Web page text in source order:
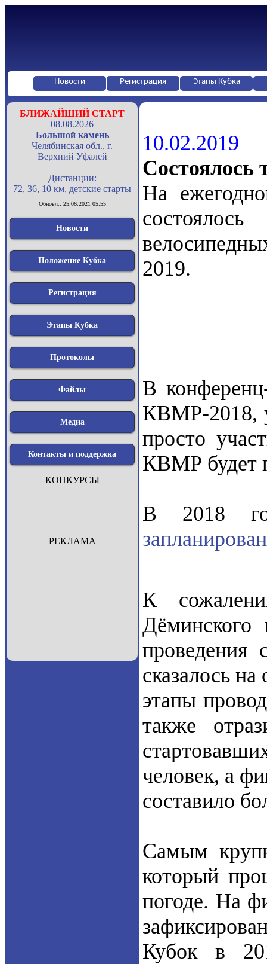
Новости Регистрация Этапы Кубка
БЛИЖАЙШИЙ СТАРТ
08.08.2026
Большой камень
Челябинская обл., г.
Верхний Уфалей
Дистанции:
72, 36, 10 км, детские старты
Обновл.: 25.06.2021 05:55
Новости
Положение Кубка
Регистрация
Этапы Кубка
Протоколы
Файлы
Медиа
Контакты и поддержка
КОНКУРСЫ
РЕКЛАМА
10.02.2019
Состоялось
На
2019.
В
КВМР-2018,
просто
КВМР будет
В 2018
К
проведения
сказалось
этапы
также
человек, а
составило
Самым
который
погоде. На
Кубок в